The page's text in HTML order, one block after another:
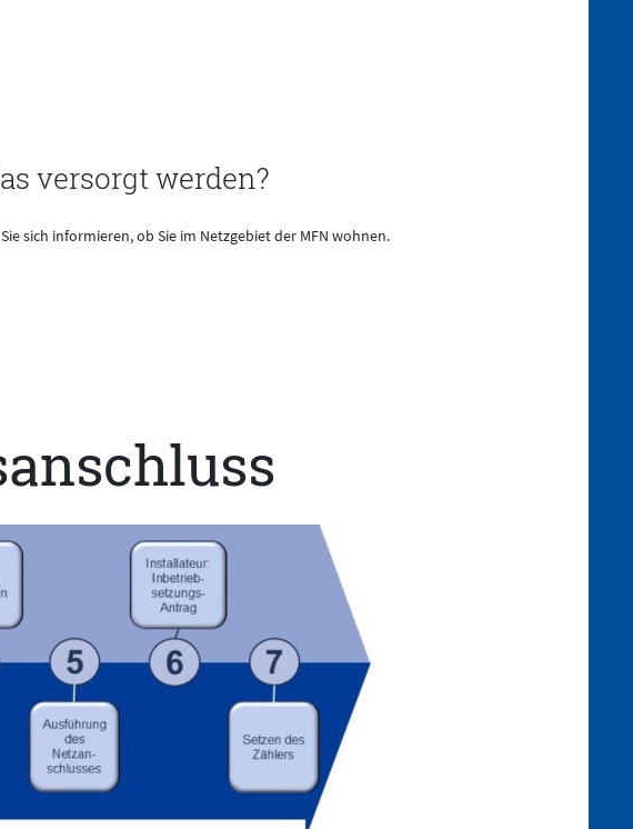
versorgt werden?
sich informieren, ob Sie im Netzgebiet der MFN wohnen.